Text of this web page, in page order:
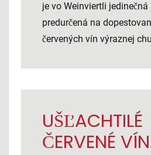
je vo Weinviertli jedinečná
predurčená na
červených vín výraznej
UŠĽACHTILÉ
ČERVENÉ